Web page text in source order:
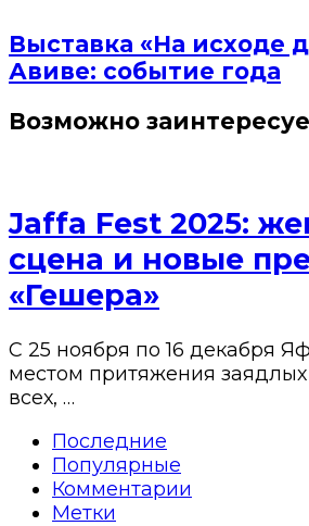
Выставка «На исходе
Авиве: событие года
Возможно
Jaffa Fest 2025:
сцена и новые
«Гешера»
С 25 ноября по 16 декабря
местом притяжения заядлых
всех, …
Последние
Популярные
Комментарии
Метки